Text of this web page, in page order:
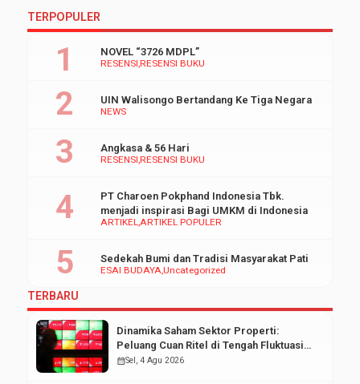
TERPOPULER
RESENSI RESENSI BUKU
NOVEL “3726 MDPL”
NEWS
UIN Walisongo Bertandang Ke Tiga Negara
RESENSI RESENSI BUKU
Angkasa & 56 Hari
ARTIKEL ARTIKEL POPULER
PT Charoen Pokphand Indonesia Tbk.
menjadi inspirasi Bagi UMKM di Indonesia
ESAI BUDAYA Uncategorized
Sedekah Bumi dan Tradisi Masyarakat Pati
TERBARU
Dinamika Saham Sektor Properti:
Peluang Cuan Ritel di Tengah Fluktuasi
Pasar Modal
calendar_monthSel, 4 Agu 2026